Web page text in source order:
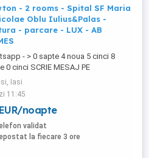
- 2 rooms - Spital SF Maria
Oblu Iulius&Palas -
- parcare - LUX - AB
- > 0 sapte 4 noua 5 cinci 8
0 cinci SCRIE MESAJ PE
Te așteptam la una dintre
noastre CENTRALE dotate și
spre a te găzdui pe tine sau pe
tai. Prețuri începând de la 140 de lei
în funcție de locație, numărul de
...
Iasi
11:45
noapte
validat
la fiecare 3 ore